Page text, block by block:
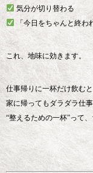
気分が切り替わる
「今日をちゃんと終わ
これ、地味に効きます。
仕事帰りに一杯だけ飲む
家に帰ってもダラダラ仕
“整えるための一杯”って